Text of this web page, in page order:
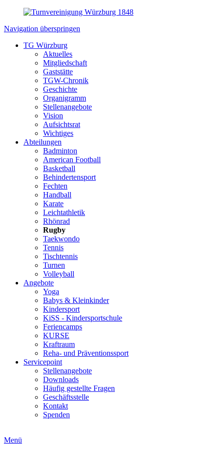
Navigation überspringen
TG Würzburg
Aktuelles
Mitgliedschaft
Gaststätte
TGW-Chronik
Geschichte
Organigramm
Stellenangebote
Vision
Aufsichtsrat
Wichtiges
Abteilungen
Badminton
American Football
Basketball
Behindertensport
Fechten
Handball
Karate
Leichtathletik
Rhönrad
Rugby
Taekwondo
Tennis
Tischtennis
Turnen
Volleyball
Angebote
Yoga
Babys & Kleinkinder
Kindersport
KiSS - Kindersportschule
Feriencamps
KURSE
Kraftraum
Reha- und Präventionssport
Servicepoint
Stellenangebote
Downloads
Häufig gestellte Fragen
Geschäftsstelle
Kontakt
Spenden
Menü